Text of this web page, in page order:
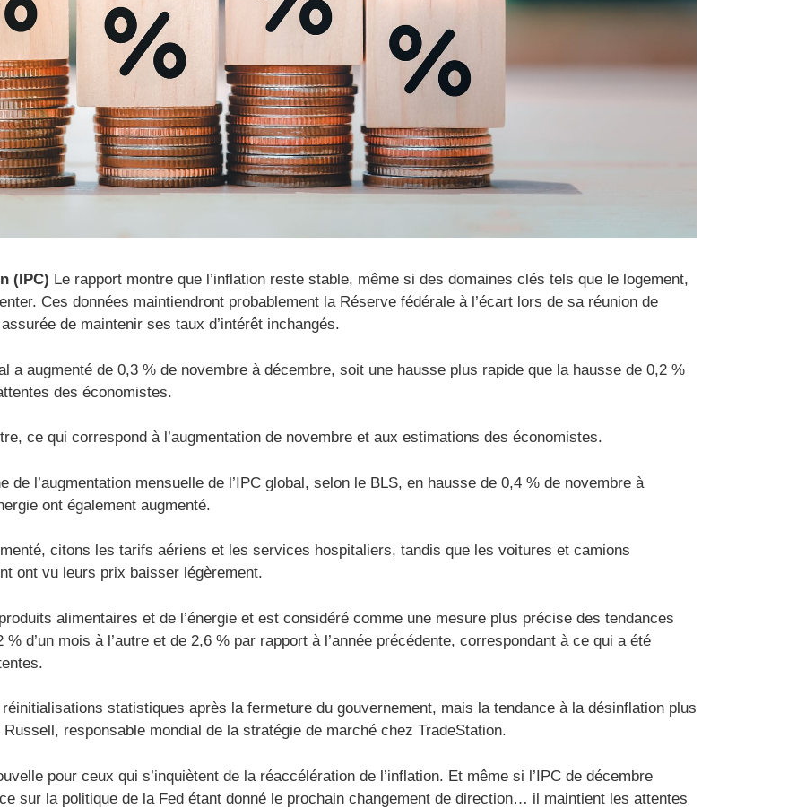
(IPC) Le rapport montre que l’inflation reste stable, même si des domaines clés tels que le logement,
Ces données maintiendront probablement la Réserve fédérale à l’écart lors de sa réunion de
de maintenir ses taux d’intérêt inchangés.
a augmenté de 0,3 % de novembre à décembre, soit une hausse plus rapide que la hausse de 0,2 %
des économistes.
ce qui correspond à l’augmentation de novembre et aux estimations des économistes.
de l’augmentation mensuelle de l’IPC global, selon le BLS, en hausse de 0,4 % de novembre à
ont également augmenté.
citons les tarifs aériens et les services hospitaliers, tandis que les voitures et camions
ont vu leurs prix baisser légèrement.
alimentaires et de l’énergie et est considéré comme une mesure plus précise des tendances
d’un mois à l’autre et de 2,6 % par rapport à l’année précédente, correspondant à ce qui a été
statistiques après la fermeture du gouvernement, mais la tendance à la désinflation plus
responsable mondial de la stratégie de marché chez TradeStation.
pour ceux qui s’inquiètent de la réaccélération de l’inflation. Et même si l’IPC de décembre
sur la politique de la Fed étant donné le prochain changement de direction… il maintient les attentes